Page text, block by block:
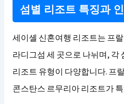
섬별 리조트 특징과
세이셸 신혼여행 리조트는 프
라디그섬 세 곳으로 나뉘며, 각
리조트 유형이 다양합니다. 프
콘스탄스 르무리아 리조트가